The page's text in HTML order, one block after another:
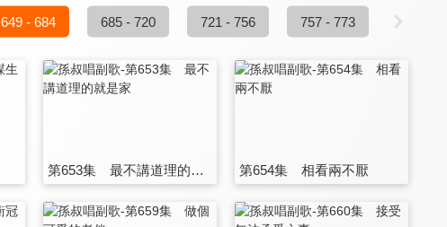
649 - 684 685 - 720 721 - 756 757 - 773
第653集 最不講道理的就是家 第654集 相看兩不厭